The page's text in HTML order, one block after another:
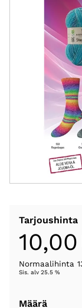
Tarjoushinta
10,00
Normaalihinta
Sis. alv 25.5 %
Määrä